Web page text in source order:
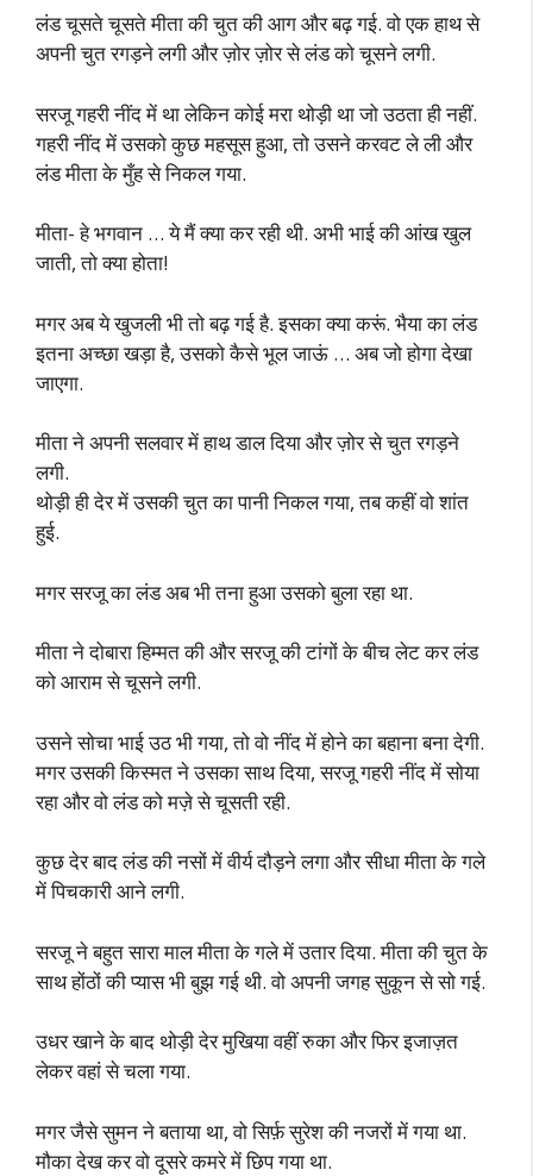
लंड चूसते चूसते मीता की चुत की आग और बढ़ गई. वो एक हाथ से
अपनी चुत रगड़ने लगी और ज़ोर ज़ोर से लंड को चूसने लगी.
सरजू गहरी नींद में था लेकिन कोई मरा थोड़ी था जो उठता ही नहीं.
गहरी नींद में उसको कुछ महसूस हुआ, तो उसने करवट ले ली और
लंड मीता के मुँह से निकल गया.
मीता- हे भगवान … ये मैं क्या कर रही थी. अभी भाई की आंख खुल
जाती, तो क्या होता!
मगर अब ये खुजली भी तो बढ़ गई है. इसका क्या करूं. भैया का लंड
इतना अच्छा खड़ा है, उसको कैसे भूल जाऊं … अब जो होगा देखा
जाएगा.
मीता ने अपनी सलवार में हाथ डाल दिया और ज़ोर से चुत रगड़ने
लगी.
थोड़ी ही देर में उसकी चुत का पानी निकल गया, तब कहीं वो शांत
हुई.
मगर सरजू का लंड अब भी तना हुआ उसको बुला रहा था.
मीता ने दोबारा हिम्मत की और सरजू की टांगों के बीच लेट कर लंड
को आराम से चूसने लगी.
उसने सोचा भाई उठ भी गया, तो वो नींद में होने का बहाना बना देगी.
मगर उसकी किस्मत ने उसका साथ दिया, सरजू गहरी नींद में सोया
रहा और वो लंड को मज़े से चूसती रही.
कुछ देर बाद लंड की नसों में वीर्य दौड़ने लगा और सीधा मीता के गले
में पिचकारी आने लगी.
सरजू ने बहुत सारा माल मीता के गले में उतार दिया. मीता की चुत के
साथ होंठों की प्यास भी बुझ गई थी. वो अपनी जगह सुकून से सो गई.
उधर खाने के बाद थोड़ी देर मुखिया वहीं रुका और फिर इजाज़त
लेकर वहां से चला गया.
मगर जैसे सुमन ने बताया था, वो सिर्फ़ सुरेश की नजरों में गया था.
मौका देख कर वो दूसरे कमरे में छिप गया था.